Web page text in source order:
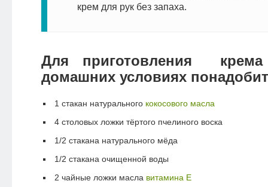
крем для рук без запаха.
Для приготовления
домашних условиях
1 стакан натурального кокосового масла
4 столовых ложки тёртого пчелиного воска
1/2 стакана натурального мёда
1/2 стакана очищенной воды
2 чайные ложки масла витамина Е